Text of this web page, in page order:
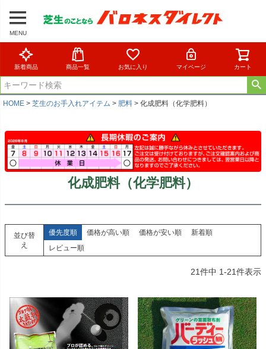
MENU
新着商品 商品一覧 お気に入り マイページ カート
HOME 芝生のお手入れアイテム 肥料 化成肥料（化学肥料）
化成肥料（化学肥料）
並び替
え
優先度順 価格が高い順 価格が安い順
新着順
レビュー順
21件中 1-21件表示